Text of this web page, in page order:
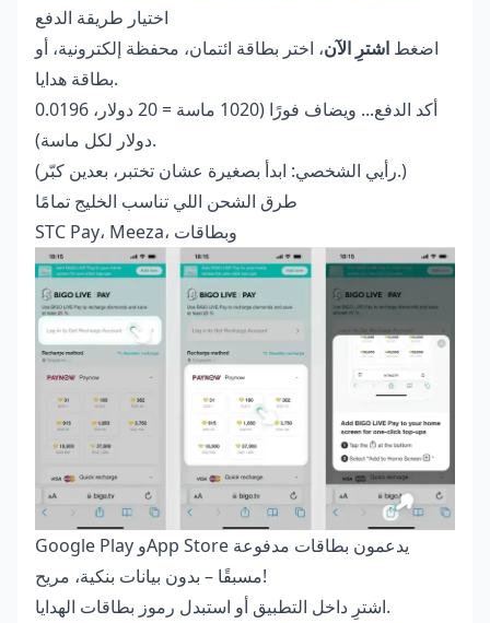
اختيار طريقة الدفع
اضغط اشترِ الآن، اختر بطاقة ائتمان، محفظة إلكترونية، أو
بطاقة هدايا.
أكد الدفع... ويضاف فورًا (1020 ماسة = 20 دولار، 0.0196
دولار لكل ماسة).
(رأيي الشخصي: ابدأ بصغيرة عشان تختبر، بعدين كبّر.)
طرق الشحن اللي تناسب الخليج تمامًا
STC Pay، Meeza، وبطاقات
Google Play وApp Store يدعمون بطاقات مدفوعة
مسبقًا – بدون بيانات بنكية، مريح!
اشترِ داخل التطبيق أو استبدل رموز بطاقات الهدايا.